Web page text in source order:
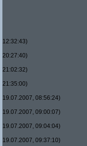
12:32:43)
20:27:40)
21:02:32)
21:35:00)
19.07.2007, 08:56:24)
19.07.2007, 09:00:07)
19.07.2007, 09:04:04)
19.07.2007, 09:37:10)